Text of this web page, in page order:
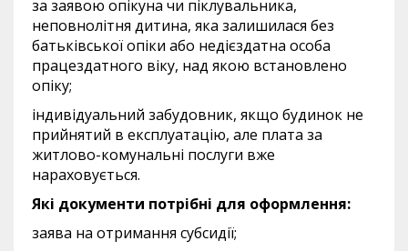
за заявою опікуна чи піклувальника,
неповнолітня дитина, яка залишилася без
батьківської опіки або недієздатна особа
працездатного віку, над якою встановлено
опіку;
індивідуальний забудовник, якщо будинок не
прийнятий в експлуатацію, але плата за
житлово-комунальні послуги вже
нараховується.
Які документи потрібні для оформлення:
заява на отримання субсидії;